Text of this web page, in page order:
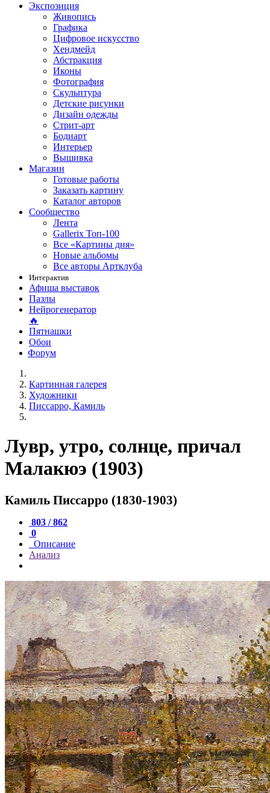
Экспозиция
Живопись
Графика
Цифровое искусство
Хендмейд
Абстракция
Иконы
Фотография
Скульптура
Детские рисунки
Дизайн одежды
Стрит-арт
Бодиарт
Интерьер
Вышивка
Магазин
Готовые работы
Заказать картину
Каталог авторов
Сообщество
Лента
Gallerix Топ-100
Все «Картины дня»
Новые альбомы
Все авторы Артклуба
Интерактив
Афиша выставок
Пазлы
Нейрогенератор
🔥
Пятнашки
Обои
Форум
Картинная галерея
Художники
Писсарро, Камиль
Лувр, утро, солнце, причал
Малакюэ (1903)
Камиль Писсарро (1830-1903)
803 / 862
0
Описание
Анализ